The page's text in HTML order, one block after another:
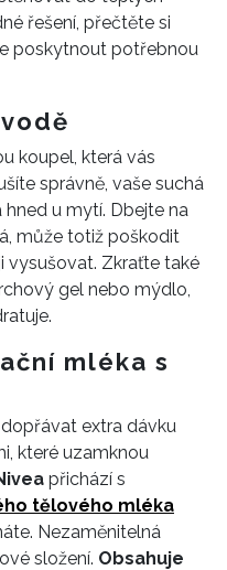
řešení, přečtěte si
poskytnout potřebnou
koupel, která vás
správně, vaše suchá
u mytí. Dbejte na
může totiž poškodit
vysušovat. Zkraťte také
gel nebo mýdlo,
mléka s
extra dávku
které uzamknou
přichází s
tělového mléka
Nezaměnitelná
složení. Obsahuje